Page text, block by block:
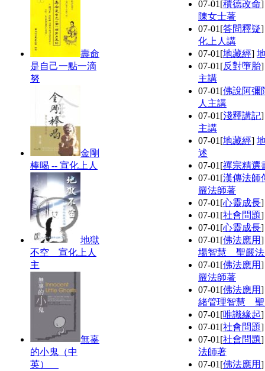
壽命
是自己一點一滴
努
金剛
棒喝 -- 宣化上人
地獄
不空 宣化上人
主
無辜
的小鬼（中
英）
07-01 [積德改命
陳女士著
07-01 [答問釋疑
化上人講
07-01 [地藏經]
07-01 [反對墮胎
主講
07-01 [佛說阿彌
人主講
07-01 [淺釋講記
主講
07-01 [地藏經]
述
07-01 [禪宗精選
07-01 [漢傳法師
嚴法師著
07-01 [心靈成長
07-01 [社會問題
07-01 [心靈成長
07-01 [佛法應用
場智慧 聖嚴
07-01 [佛法應用
嚴法師著
07-01 [佛法應用
緒管理智慧
07-01 [唯識緣起
07-01 [社會問題
07-01 [社會問題
法師著
07-01 [佛法應用